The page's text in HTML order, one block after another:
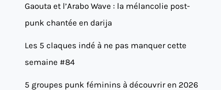
Gaouta et l’Arabo Wave : la mélancolie post-
punk chantée en darija
Les 5 claques indé à ne pas manquer cette
semaine #84
5 groupes punk féminins à découvrir en 2026